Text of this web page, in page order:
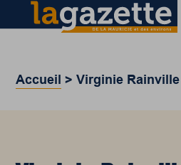
Accueil >Virginie Rainville